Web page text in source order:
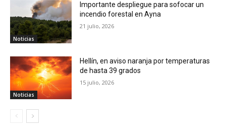
Noticias
Importante despliegue para sofocar un
incendio forestal en Ayna
21 julio, 2026
Noticias
Hellín, en aviso naranja por temperaturas
de hasta 39 grados
15 julio, 2026